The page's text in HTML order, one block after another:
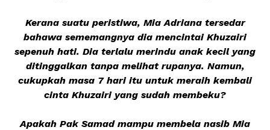
Kerana suatu peristiwa, Mia Adriana tersedar
bahawa sememangnya dia mencintai Khuzairi
sepenuh hati. Dia terlalu merindu anak kecil yang
ditinggalkan tanpa melihat rupanya. Namun,
cukupkah masa 7 hari itu untuk meraih kembali
cinta Khuzairi yang sudah membeku?
Apakah Pak Samad mampu membela nasib Mia